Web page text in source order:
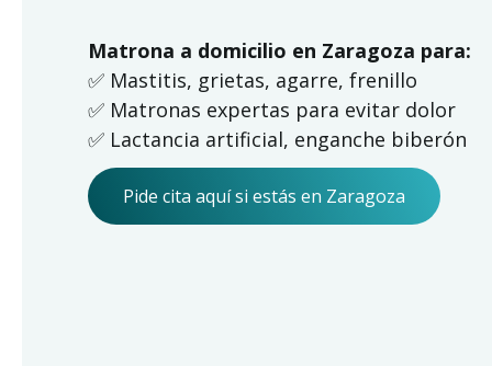
Matrona a domicilio en Zaragoza para:
✅ Mastitis, grietas, agarre, frenillo
✅ Matronas expertas para evitar dolor
✅ Lactancia artificial, enganche biberón
Pide cita aquí si estás en Zaragoza